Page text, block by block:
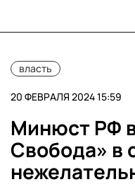
власть
20 ФЕВРАЛЯ 2024 15:59
Минюст РФ
Свобода» в